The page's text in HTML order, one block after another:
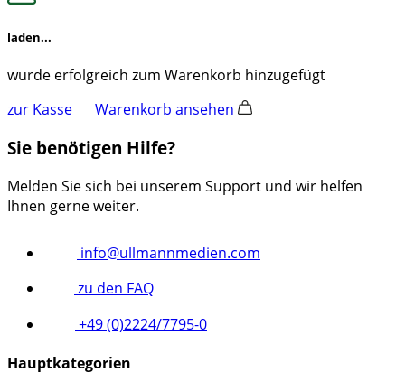
laden...
wurde erfolgreich zum Warenkorb hinzugefügt
zur Kasse
Warenkorb ansehen
Sie benötigen Hilfe?
Melden Sie sich bei unserem Support und wir helfen
Ihnen gerne weiter.
info@ullmannmedien.com
zu den FAQ
+49 (0)2224/7795-0
Hauptkategorien